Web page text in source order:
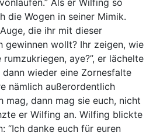
Als er Wilfing so
die Wogen in seiner Mimik.
die ihr mit dieser
gewinnen wollt? Ihr zeigen, wie
aye?”, er lächelte
wieder eine Zornesfalte
nämlich außerordentlich
mag, dann mag sie euch, nicht
er Wilfing an. Wilfing blickte
“Ich danke euch für euren